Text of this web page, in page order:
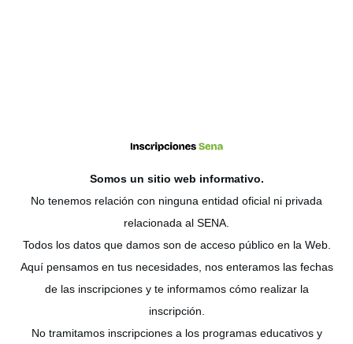
Somos un sitio web informativo.
No tenemos relación con ninguna entidad oficial ni privada
relacionada al SENA.
Todos los datos que damos son de acceso público en la Web.
Aquí pensamos en tus necesidades, nos enteramos las fechas
de las inscripciones y te informamos cómo realizar la
inscripción.
No tramitamos inscripciones a los programas educativos y